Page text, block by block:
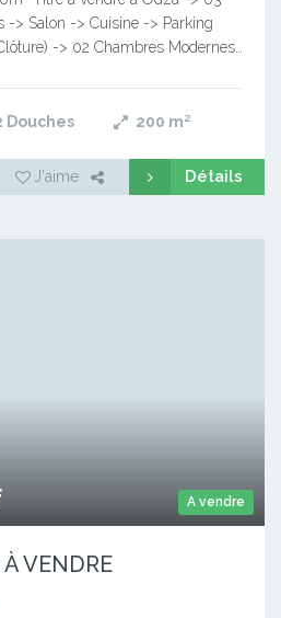
-> Salon -> Cuisine -> Parking
-> 02 Chambres Modernes…
Douches 200 m²
J'aime Détails
A vendre
VENDRE